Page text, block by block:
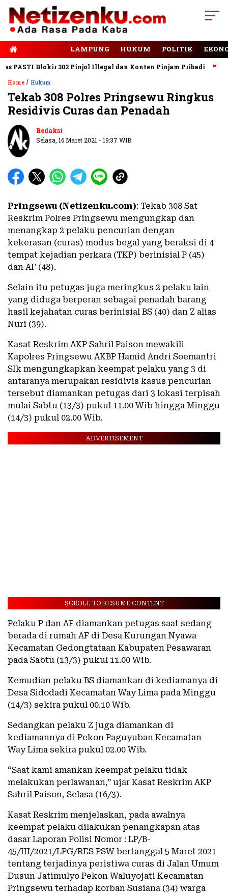
LAMPUNG HUKUM POLITIK
Blokir 302 Pinjol Illegal dan Konten Pinjam Pribadi
Home / Hukum
Tekab 308 Polres Pringsewu Ringkus
Residivis Curas dan Penadah
Redaksi
Selasa, 16 Maret 2021 - 19:37 WIB
Pringsewu (Netizenku.com): Tekab 308 Sat
Reskrim Polres Pringsewu mengungkap dan
menangkap 2 pelaku pencurian dengan
kekerasan (curas) modus begal yang beraksi di 4
tempat kejadian perkara (TKP) berinisial P (45)
dan AF (48).
Selain itu petugas juga meringkus 2 pelaku lain
yang diduga berperan sebagai penadah barang
hasil kejahatan curas berinisial BS (40) dan Z alias
Nuri (39).
Kasat Reskrim AKP Sahril Paison mewakili
Kapolres Pringsewu AKBP Hamid Andri Soemantri
SIk mengungkapkan keempat pelaku yang 3 di
antaranya merupakan residivis kasus pencurian
tersebut diamankan petugas dari 3 lokasi terpisah
mulai Sabtu (13/3) pukul 11.00 Wib hingga Minggu
(14/3) pukul 02.00 Wib.
ADVERTISEMENT
SCROLL TO RESUME CONTENT
Pelaku P dan AF diamankan petugas saat sedang
berada di rumah AF di Desa Kurungan Nyawa
Kecamatan Gedongtataan Kabupaten Pesawaran
pada Sabtu (13/3) pukul 11.00 Wib.
Kemudian pelaku BS diamankan di kediamanya di
Desa Sidodadi Kecamatan Way Lima pada Minggu
(14/3) sekira pukul 00.10 Wib.
Sedangkan pelaku Z juga diamankan di
kediamannya di Pekon Paguyuban Kecamatan
Way Lima sekira pukul 02.00 Wib.
“Saat kami amankan keempat pelaku tidak
melakukan perlawanan,” ujar Kasat Reskrim AKP
Sahril Paison, Selasa (16/3).
Kasat Reskrim menjelaskan, pada awalnya
keempat pelaku dilakukan penangkapan atas
dasar Laporan Polisi Nomor : LP/B-
45/III/2021/LPG/RES PSW bertanggal 5 Maret 2021
tentang terjadinya peristiwa curas di Jalan Umum
Dusun Jatimulyo Pekon Waluyojati Kecamatan
Pringsewu terhadap korban Susiana (34) warga